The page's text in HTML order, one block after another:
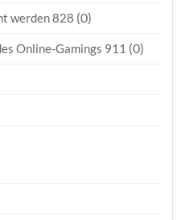
werden 828 (0)
Online-Gamings 911 (0)